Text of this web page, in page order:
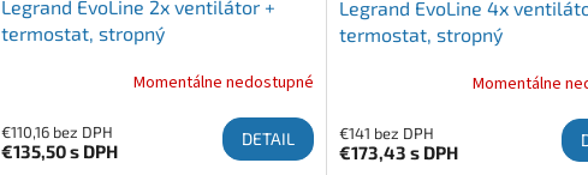
Legrand EvoLine 2x ventilátor +
termostat, stropný
Momentálne nedostupné
€110,16 bez DPH
€135,50s DPH
DETAIL
Legrand EvoLine 4x
termostat, stropný
Momentálne
€141 bez DPH
€173,43 s DPH